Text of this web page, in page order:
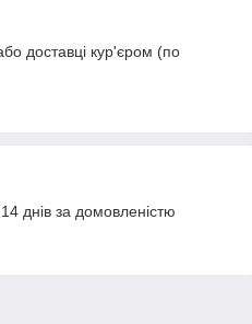
доставці кур'єром (по
днів за домовленістю